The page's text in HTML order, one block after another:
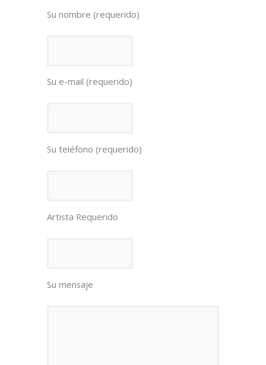
Su nombre (requerido)
Su e-mail (requerido)
Su teléfono (requerido)
Artista Requerido
Su mensaje